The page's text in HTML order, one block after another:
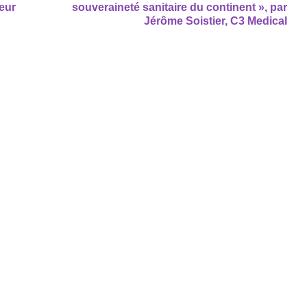
souveraineté sanitaire du continent », par
Jérôme Soistier, C3 Medical